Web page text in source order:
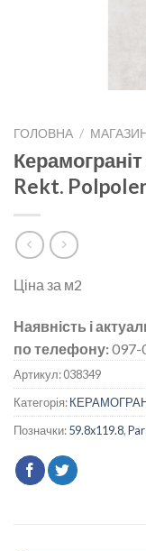
ГОЛОВНА /
Rekt.
Ціна за м2
Наявність і
по телефону:097-
Артикул:038349
Категорія:
Позначки:59.8x119.8,